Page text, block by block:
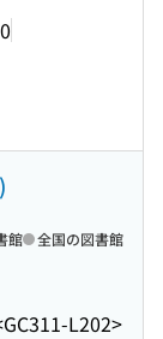
L202>
館 全国の図書館